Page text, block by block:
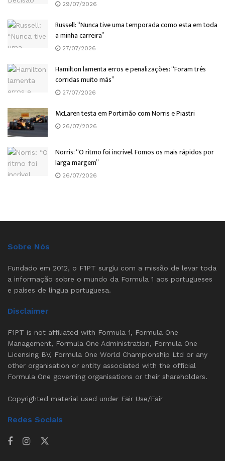
29/07/2026
Russell: “Nunca tive uma temporada como esta em toda
a minha carreira”
27/07/2026
Hamilton lamenta erros e penalizações: “Foram três
corridas muito más”
27/07/2026
McLaren testa em Portimão com Norris e Piastri
26/07/2026
Norris: “O ritmo foi incrível. Fomos os mais rápidos por
larga margem”
26/07/2026
Sobre Nós
Fundado em 2012, o F1PT surgiu com a missão de levar toda
a informação sobre o mundo da Formula 1 aos portugueses
e países de língua portuguesa.
Disclaimer
F1PT is not affiliated with Formula 1, Formula One
Management, Formula One Administration, Formula One
Licensing BV, Formula One World Championship Ltd or any
other organisation or entity associated with the official
Formula One governing organisations or their shareholders.
Copyrighted material used under Fair Use/Fair
Redes Sociais